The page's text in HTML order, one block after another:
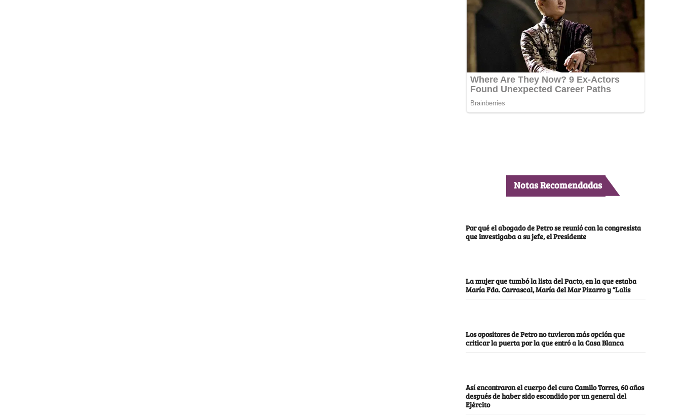
Notas Recomendadas
Por qué el abogado de Petro se reunió con la congresista
que investigaba a su jefe, el Presidente
La mujer que tumbó la lista del Pacto, en la que estaba
María Fda. Carrascal, María del Mar Pizarro y “Lalis
Los opositores de Petro no tuvieron más opción que
criticar la puerta por la que entró a la Casa Blanca
Así encontraron el cuerpo del cura Camilo Torres, 60 años
después de haber sido escondido por un general del
Ejército